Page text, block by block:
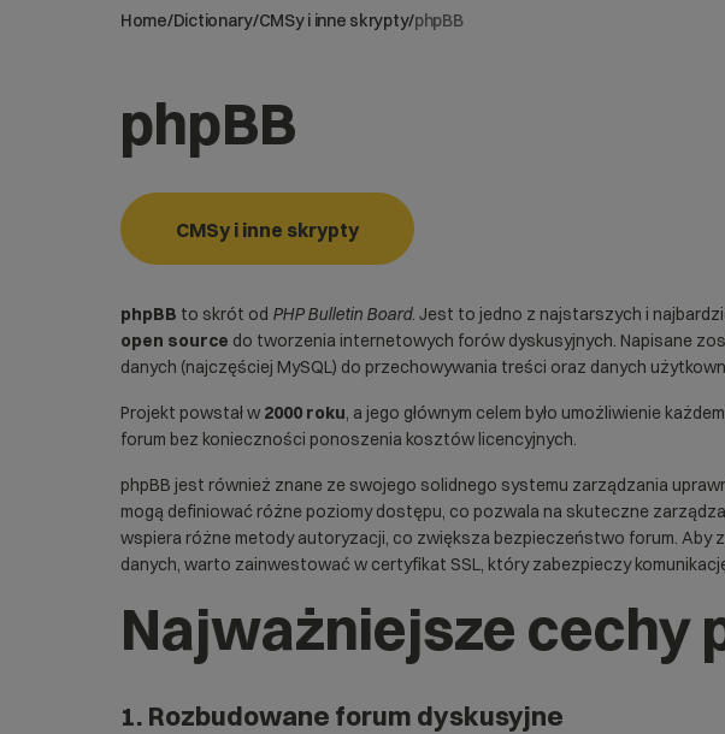
Home/Dictionary/CMSy i inne skrypty/phpBB
phpBB
CMSy i inne skrypty
phpBB to skrót od PHP Bulletin Board. Jest to jedno z najstarszych i
open source do tworzenia internetowych forów dyskusyjnych. Napisane
danych (najczęściej MySQL) do przechowywania treści oraz danych
Projekt powstał w 2000 roku, a jego głównym celem było umożliwienie
forum bez konieczności ponoszenia kosztów licencyjnych.
phpBB jest również znane ze swojego solidnego systemu zarządzania
mogą definiować różne poziomy dostępu, co pozwala na skuteczne
wspiera różne metody autoryzacji, co zwiększa bezpieczeństwo forum. Aby
danych, warto zainwestować w certyfikat SSL, który zabezpieczy
Najważniejsze cechy
1. Rozbudowane forum dyskusyjne